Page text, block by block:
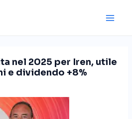
nel 2025 per Iren, utile
e dividendo +8%